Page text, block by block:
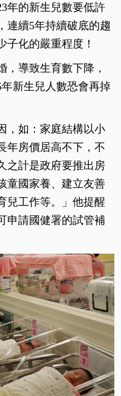
年的新生兒數要低許
連續5年持續破底的趨
子化的嚴重程度！
，導致生育數下降，
新生兒人數恐會再掉
，如：家庭結構以小
年房價居高不下，不
之計是政府要推出房
童國家養、建立友善
兒工作等。」他提醒
申請國健署的試管補